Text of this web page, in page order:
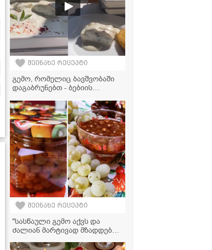
შეინახე რეცეპტი
გემო, რომელიც ბავშვობაში
დაგაბრუნებთ - ბებიის
რეცეპტი
შეინახე რეცეპტი
"სასწაული გემო აქვს და
ძალიან მარტივად მზადდება!"